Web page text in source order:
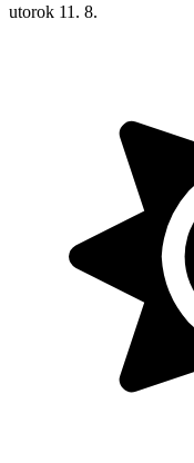
utorok 11. 8.